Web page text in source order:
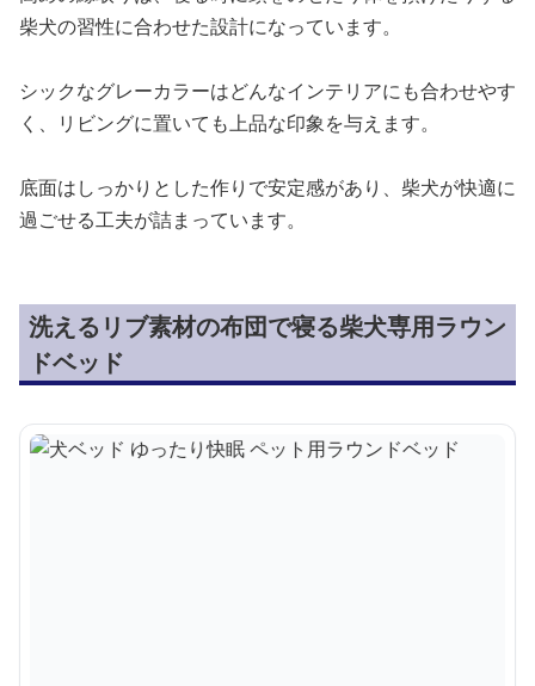
柴犬の習性に合わせた設計になっています。
シックなグレーカラーはどんなインテリアにも合わせやす
く、リビングに置いても上品な印象を与えます。
底面はしっかりとした作りで安定感があり、柴犬が快適に
過ごせる工夫が詰まっています。
洗えるリブ素材の布団で寝る柴犬専用ラウン
ドベッド